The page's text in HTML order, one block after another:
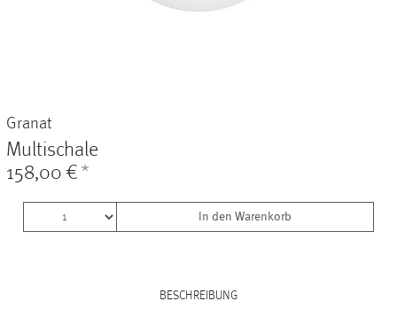
Granat
Multischale
158,00 € *
In den Warenkorb
BESCHREIBUNG